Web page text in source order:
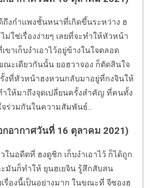
ถึงกำแพงชั้นหนาที่เกิดขึ้นระหว่าง ฮ
ม่ใช่เรื่องง่ายๆ เลยที่จะทำให้หัวหน้า
ขาเก็บงำเอาไว้อยู่ข้างในใจตลอด
ณะเดียวกันนั้น ยอฮวาจอง ก็ตัดสินใจ
รั้งที่หัวหน้าฮงหวนกลับมาอยู่ที่กงจินให้
ำให้มาถึงจุดเปลี่ยนครั้งสำคัญ ที่คนทั้ง
ร่วมกันในความสัมพันธ์...
กอากาศวันที่ 16 ตุลาคม 2021)
ในอดีตที่ ฮงดูชิก เก็บงำเอาไว้ ก็ได้ถูก
ะมันก็ทำให้ ยุนฮเยจิน รู้สึกสับสน
รื่องนี้เป็นอย่างมาก ในขณะที่ จีซองฮ